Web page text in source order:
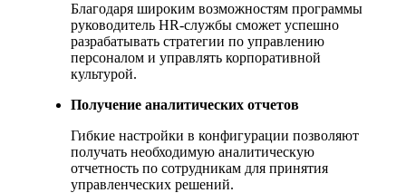
Благодаря широким возможностям программы
руководитель HR-службы сможет успешно
разрабатывать стратегии по управлению
персоналом и управлять корпоративной
культурой.
Получение аналитических отчетов
Гибкие настройки в конфигурации позволяют
получать необходимую аналитическую
отчетность по сотрудникам для принятия
управленческих решений.